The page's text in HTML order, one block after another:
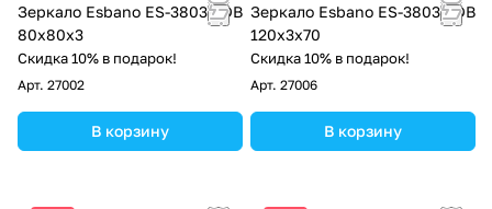
Зеркало Esbano ES-3803 TDB
80x80х3
Скидка 10% в подарок!
Арт. 27002
В корзину
Зеркало Esbano ES-3803 YDB
120x3х70
Скидка 10% в подарок!
Арт. 27006
В корзину